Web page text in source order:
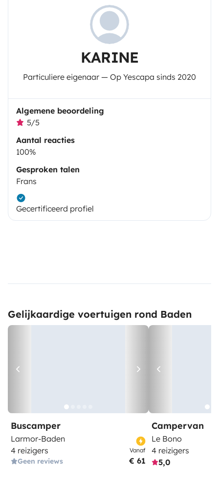
KARINE
Particuliere eigenaar — Op Yescapa sinds 2020
Algemene beoordeling
5/5
Aantal reacties
100%
Gesproken talen
Frans
Gecertificeerd profiel
Gelijkaardige voertuigen rond Baden
Buscamper
Larmor-Baden
4 reizigers
Geen reviews
Vanaf
€ 61
Campervan
Le Bono
4 reizigers
5,0